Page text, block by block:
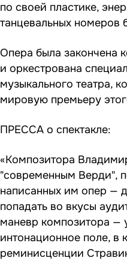
по своей пластике,
танцевальных номеров
Опера была закончена
и оркестрована
музыкального театра,
мировую премьеру
ПРЕССА о спектакле:
«Композитора
"современным Верди",
написанных им опер —
попадать во вкусы
маневр композитора —
интонационное поле, в
реминисценции